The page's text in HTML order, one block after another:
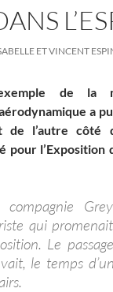
ET VINCENT
de la
a
l’autre côté
pour l’Exposition
compagnie
qui
Le
le temps